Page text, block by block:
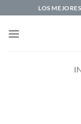
al
contenido
LOS